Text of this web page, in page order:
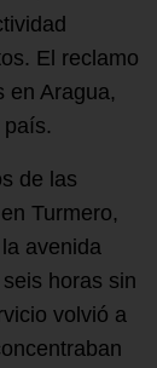
El reclamo
en Aragua,
de las
Turmero,
avenida
horas sin
volvió a